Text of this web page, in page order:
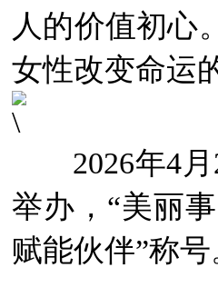
人的价值初心
女性改变命运
2026年4月
举办，“美丽
赋能伙伴”称号